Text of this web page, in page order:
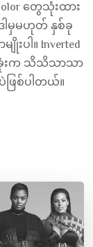
တွေသုံးထား
ါမှမဟုတ် နှစ်ခု
ပါ။ Inverted
ခုံးက သိသိသာသာ
ြစ်ပါတယ်။